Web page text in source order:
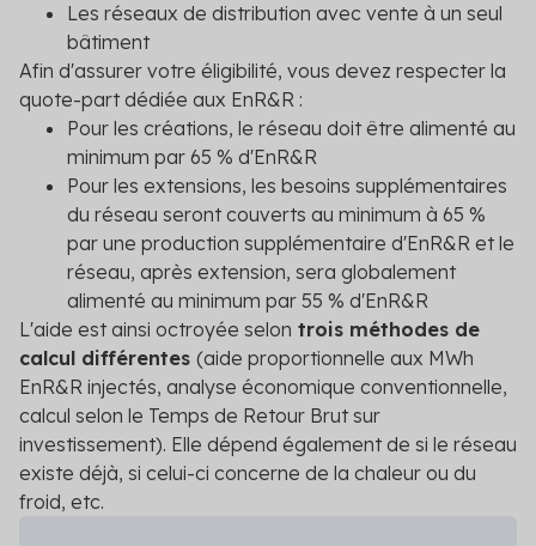
Les réseaux de distribution avec vente à un seul
bâtiment
Afin d'assurer votre éligibilité, vous devez respecter la
quote-part dédiée aux EnR&R :
Pour les créations, le réseau doit être alimenté au
minimum par 65 % d'EnR&R
Pour les extensions, les besoins supplémentaires
du réseau seront couverts au minimum à 65 %
par une production supplémentaire d'EnR&R et le
réseau, après extension, sera globalement
alimenté au minimum par 55 % d'EnR&R
L'aide est ainsi octroyée selon trois méthodes de
calcul différentes (aide proportionnelle aux MWh
EnR&R injectés, analyse économique conventionnelle,
calcul selon le Temps de Retour Brut sur
investissement). Elle dépend également de si le réseau
existe déjà, si celui-ci concerne de la chaleur ou du
froid, etc.